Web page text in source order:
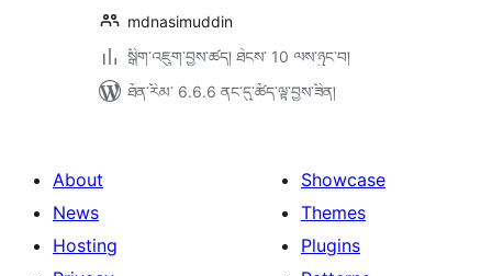
mdnasimuddin
སྒྲིག་འཇུག་བྱས་ཚད། ཐེངས་ 10 ལས་ཉུང་བ།
ཐོན་རིམ་ 6.6.6 ནང་དུ་ཚོད་ལྟ་བྱས་ཟིན།
About
News
Hosting
Showcase
Themes
Plugins